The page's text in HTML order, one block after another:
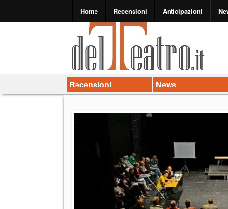
Home Recensioni Anticipazioni
Recensioni News